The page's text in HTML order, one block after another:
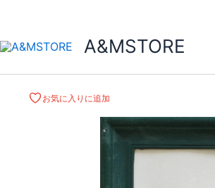
A&MSTORE
お気に入りに追加